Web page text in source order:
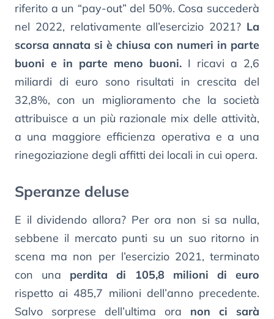
riferito a un “pay-out” del 50%. Cosa succederà
nel 2022, relativamente all’esercizio 2021? La
scorsa annata si è chiusa con numeri in parte
buoni e in parte meno buoni. I ricavi a 2,6
miliardi di euro sono risultati in crescita del
32,8%, con un miglioramento che la società
attribuisce a un più razionale mix delle attività,
a una maggiore efficienza operativa e a una
rinegoziazione degli affitti dei locali in cui opera.
Speranze deluse
E il dividendo allora? Per ora non si sa nulla,
sebbene il mercato punti su un suo ritorno in
scena ma non per l’esercizio 2021, terminato
con una perdita di 105,8 milioni di euro
rispetto ai 485,7 milioni dell’anno precedente.
Salvo sorprese dell’ultima ora non ci sarà